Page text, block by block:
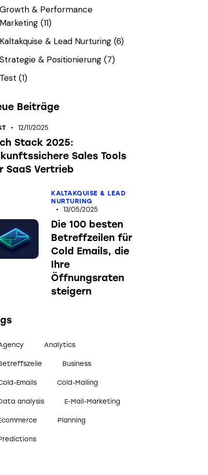
Growth & Performance
Marketing(11)
Kaltakquise & Lead Nurturing(6)
Strategie & Positionierung(7)
Test (1)
Beiträge
12/11/2025
Stack 2025:
Sales Tools
SaaS Vertrieb
KALTAKQUISE & LEAD
NURTURING
13/05/2025
Die 100 besten
Betreffzeilen für
Cold Emails, die
Ihre
Öffnungsraten
steigern
Analytics
Business
Emails Cold-Mailing
analysis E-Mail-Marketing
Planning